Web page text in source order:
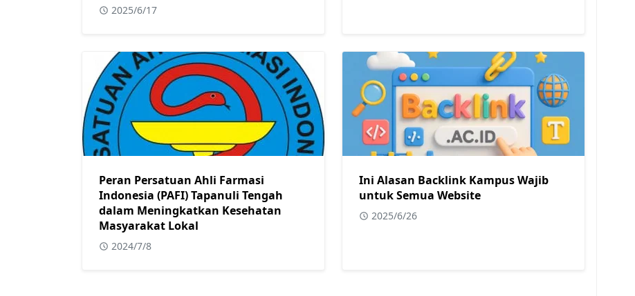
2025/6/17
Peran Persatuan Ahli Farmasi
Indonesia (PAFI) Tapanuli Tengah
dalam Meningkatkan Kesehatan
Masyarakat Lokal
2024/7/8
Ini Alasan Backlink Kampus Wajib
untuk Semua Website
2025/6/26